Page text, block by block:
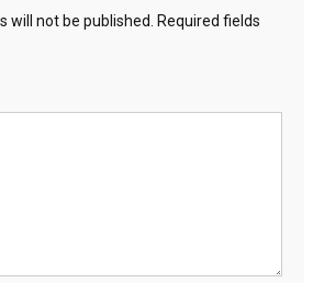
will not be published.
Required fields